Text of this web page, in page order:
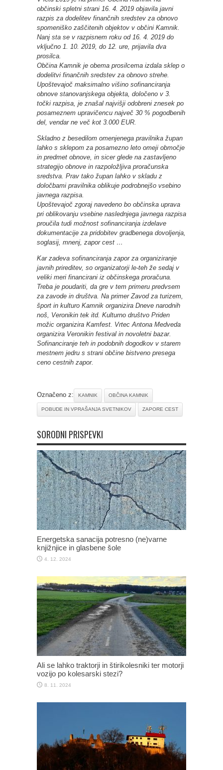
občinski spletni strani 16. 4. 2019 objavila javni
razpis za dodelitev finančnih sredstev za obnovo
spomeniško zaščitenih objektov v občini Kamnik.
Nanj sta se v razpisnem roku od 16. 4. 2019 do
vključno 1. 10. 2019, do 12. ure, prijavila dva
prosilca.
Občina Kamnik je obema prosilcema izdala sklep o
dodelitvi finančnih sredstev za obnovo strehe.
Upoštevajoč maksimalno višino sofinanciranja
obnove stanovanjskega objekta, določeno v 3.
točki razpisa, je znašal najvišji odobreni znesek po
posameznem upravičencu največ 30 % pogodbenih
del, vendar ne več kot 3.000 EUR.
Skladno z besedilom omenjenega pravilnika župan
lahko s sklepom za posamezno leto omeji območje
in predmet obnove, in sicer glede na zastavljeno
strategijo obnove in razpoložljiva proračunska
sredstva. Prav tako župan lahko v skladu z
določbami pravilnika oblikuje podrobnejšo vsebino
javnega razpisa.
Upoštevajoč zgoraj navedeno bo občinska uprava
pri oblikovanju vsebine naslednjega javnega razpisa
proučila tudi možnost sofinanciranja izdelave
dokumentacije za pridobitev gradbenega dovoljenja,
soglasij, mnenj, zapor cest …
Kar zadeva sofinanciranja zapor za organiziranje
javnih prireditev, so organizatorji le-teh že sedaj v
veliki meri financirani iz občinskega proračuna.
Treba je poudariti, da gre v tem primeru predvsem
za zavode in društva. Na primer Zavod za turizem,
šport in kulturo Kamnik organizira Dneve narodnih
noš, Veronikin tek itd. Kulturno društvo Priden
možic organizira Kamfest. Vrtec Antona Medveda
organizira Veronikin festival in novoletni bazar.
Sofinanciranje teh in podobnih dogodkov v starem
mestnem jedru s strani občine bistveno presega
ceno cestnih zapor.
Označeno z: KAMNIK OBČINA KAMNIK
POBUDE IN VPRAŠANJA SVETNIKOV ZAPORE CEST
SORODNI PRISPEVKI
Energetska sanacija potresno (ne)varne
knjižnjice in glasbene šole
4. 12. 2024
Ali se lahko traktorji in štirikolesniki ter motorji
vozijo po kolesarski stezi?
8. 11. 2024